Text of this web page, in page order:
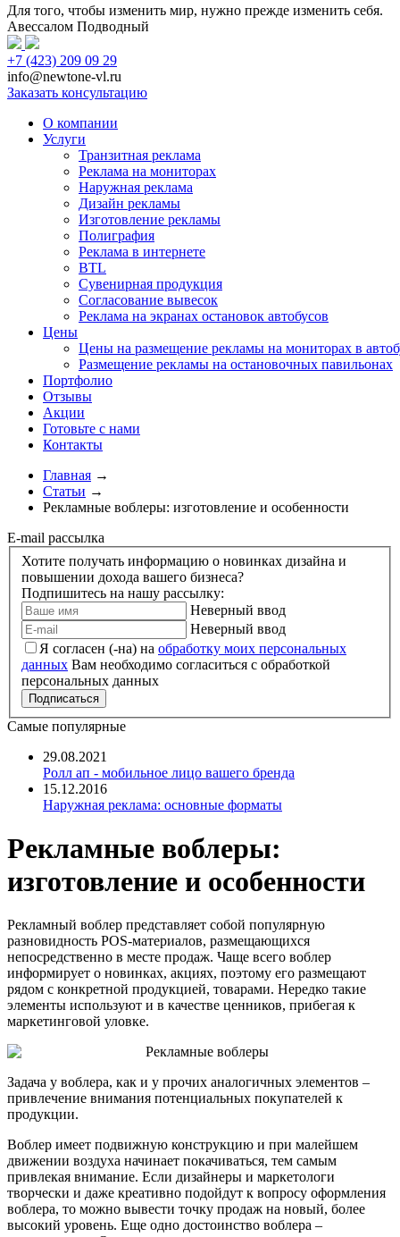
Для того, чтобы изменить мир, нужно прежде изменить себя.
Авессалом Подводный
+7 (423) 209 09 29
info@newtone-vl.ru
Заказать консультацию
О компании
Услуги
Транзитная реклама
Реклама на мониторах
Наружная реклама
Дизайн рекламы
Изготовление рекламы
Полиграфия
Реклама в интернете
BTL
Сувенирная продукция
Согласование вывесок
Реклама на экранах остановок автобусов
Цены
Цены на размещение рекламы на мониторах в
Размещение рекламы на остановочных павильонах
Портфолио
Отзывы
Акции
Готовьте с нами
Контакты
Главная →
Статьи →
Рекламные воблеры: изготовление и особенности
E-mail рассылка
Хотите получать информацию о новинках дизайна и
повышении дохода вашего бизнеса?
Подпишитесь на нашу рассылку:
Неверный ввод
Неверный ввод
Я согласен (-на) на обработку моих персональных
данных Вам необходимо согласиться с обработкой
персональных данных
Самые популярные
29.08.2021
Ролл ап - мобильное лицо вашего бренда
15.12.2016
Наружная реклама: основные форматы
Рекламные воблеры:
изготовление и особенности
Рекламный воблер представляет собой популярную
разновидность POS-материалов, размещающихся
непосредственно в месте продаж. Чаще всего воблер
информирует о новинках, акциях, поэтому его размещают
рядом с конкретной продукцией, товарами. Нередко такие
элементы используют и в качестве ценников, прибегая к
маркетинговой уловке.
Задача у воблера, как и у прочих аналогичных элементов –
привлечение внимания потенциальных покупателей к
продукции.
Воблер имеет подвижную конструкцию и при малейшем
движении воздуха начинает покачиваться, тем самым
привлекая внимание. Если дизайнеры и маркетологи
творчески и даже креативно подойдут к вопросу оформления
воблера, то можно вывести точку продаж на новый, более
высокий уровень. Еще одно достоинство воблера –